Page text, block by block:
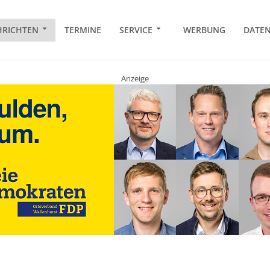
TERMINE SERVICE WERBUNG
Anzeige